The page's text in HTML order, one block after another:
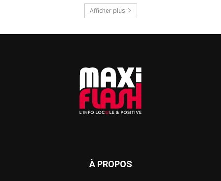
Afficher plus
À PROPOS